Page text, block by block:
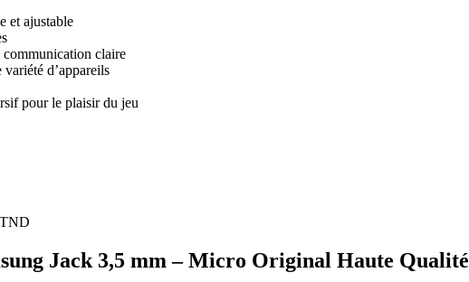
et ajustable
communication claire
d’appareils
pour le plaisir du jeu
TND
Jack 3,5 mm – Micro Original Haute Qualité